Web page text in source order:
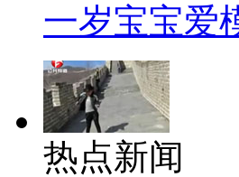
一岁宝宝爱
热点新闻